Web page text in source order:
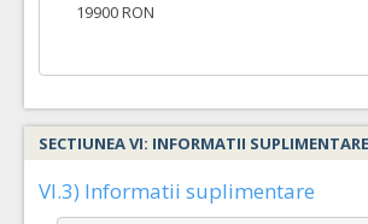
19900 RON
SECTIUNEA VI: INFORMATII SUPLIMENTARE
VI.3) Informatii suplimentare